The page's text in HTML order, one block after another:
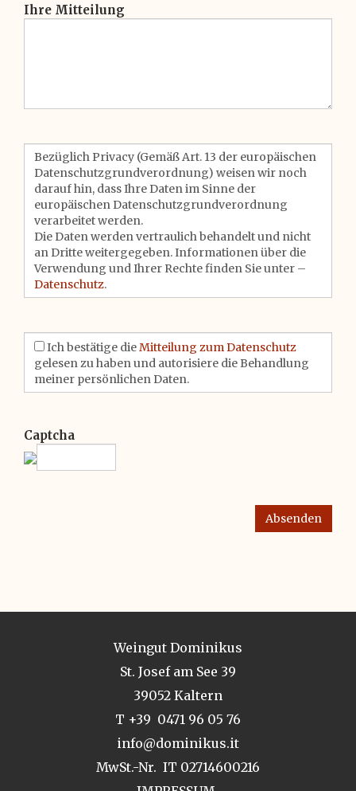
Ihre Mitteilung
Bezüglich Privacy (Gemäß Art. 13 der europäischen
Datenschutzgrundverordnung) weisen wir noch
darauf hin, dass Ihre Daten im Sinne der
europäischen Datenschutzgrundverordnung
verarbeitet werden.
Die Daten werden vertraulich behandelt und nicht
an Dritte weitergegeben. Informationen über die
Verwendung und Ihrer Rechte finden Sie unter –
Datenschutz.
Ich bestätige dieMitteilung zum Datenschutz
gelesen zu haben und autorisiere die Behandlung
meiner persönlichen Daten.
Captcha
Absenden
Weingut Dominikus
St. Josef am See 39
39052 Kaltern
T +39 0471 96 05 76
info@dominikus.it
MwSt.-Nr. IT 02714600216